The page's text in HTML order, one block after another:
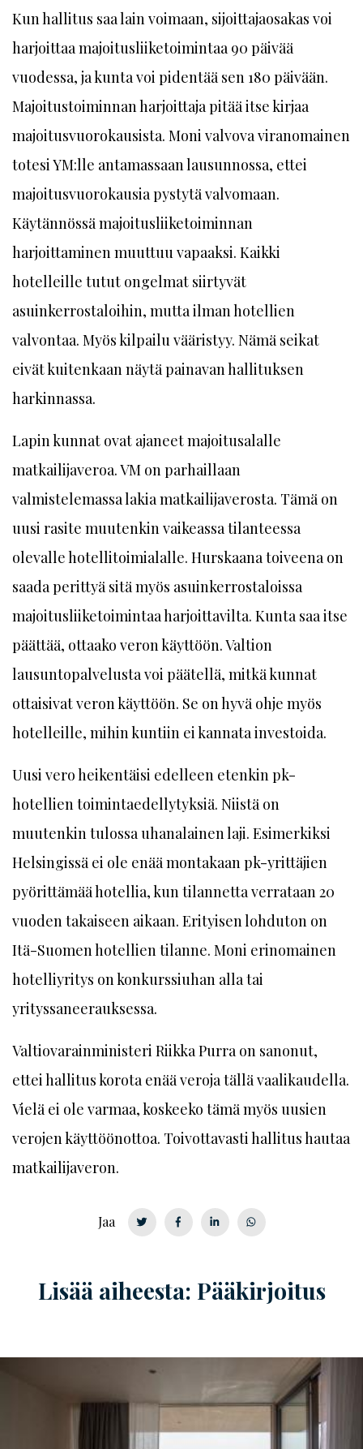
Kun hallitus saa lain voimaan, sijoittajaosakas voi
harjoittaa majoitusliiketoimintaa 90 päivää
vuodessa, ja kunta voi pidentää sen 180 päivään.
Majoitustoiminnan harjoittaja pitää itse kirjaa
majoitusvuorokausista. Moni valvova viranomainen
totesi YM:lle antamassaan lausunnossa, ettei
majoitusvuorokausia pystytä valvomaan.
Käytännössä majoitusliiketoiminnan
harjoittaminen muuttuu vapaaksi. Kaikki
hotelleille tutut ongelmat siirtyvät
asuinkerrostaloihin, mutta ilman hotellien
valvontaa. Myös kilpailu vääristyy. Nämä seikat
eivät kuitenkaan näytä painavan hallituksen
harkinnassa.
Lapin kunnat ovat ajaneet majoitusalalle
matkailijaveroa. VM on parhaillaan
valmistelemassa lakia matkailijaverosta. Tämä on
uusi rasite muutenkin vaikeassa tilanteessa
olevalle hotellitoimialalle. Hurskaana toiveena on
saada perittyä sitä myös asuinkerrostaloissa
majoitusliiketoimintaa harjoittavilta. Kunta saa itse
päättää, ottaako veron käyttöön. Valtion
lausuntopalvelusta voi päätellä, mitkä kunnat
ottaisivat veron käyttöön. Se on hyvä ohje myös
hotelleille, mihin kuntiin ei kannata investoida.
Uusi vero heikentäisi edelleen etenkin pk-
hotellien toimintaedellytyksiä. Niistä on
muutenkin tulossa uhanalainen laji. Esimerkiksi
Helsingissä ei ole enää montakaan pk-yrittäjien
pyörittämää hotellia, kun tilannetta verrataan 20
vuoden takaiseen aikaan. Erityisen lohduton on
Itä-Suomen hotellien tilanne. Moni erinomainen
hotelliyritys on konkurssiuhan alla tai
yrityssaneerauksessa.
Valtiovarainministeri Riikka Purra on sanonut,
ettei hallitus korota enää veroja tällä vaalikaudella.
Vielä ei ole varmaa, koskeeko tämä myös uusien
verojen käyttöönottoa. Toivottavasti hallitus hautaa
matkailijaveron.
Jaa
Lisää aiheesta: Pääkirjoitus